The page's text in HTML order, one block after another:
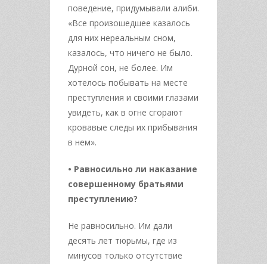
поведение, придумывали алиби.
«Все произошедшее казалось
для них нереальным сном,
казалось, что ничего не было.
Дурной сон, не более. Им
хотелось побывать на месте
преступления и своими глазами
увидеть, как в огне сгорают
кровавые следы их прибывания
в нем».
• Равносильно ли наказание
совершенному братьями
преступлению?
Не равносильно. Им дали
десять лет тюрьмы, где из
минусов только отсутствие